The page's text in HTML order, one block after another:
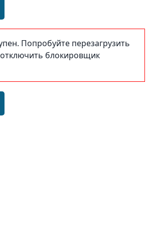
Попробуйте перезагрузить
блокировщик